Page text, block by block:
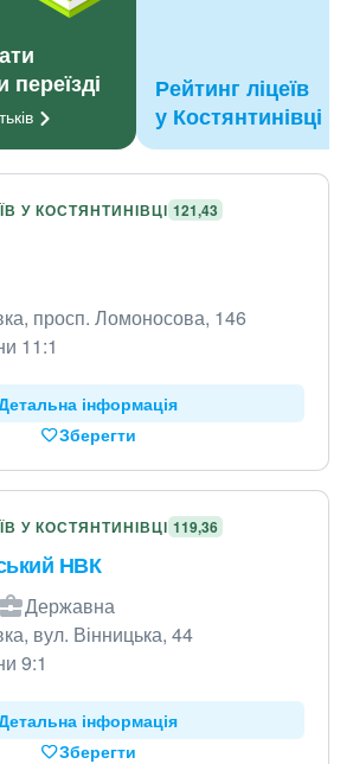
Рейтинг ліцеїв
у Костянтинівці
У КОСТЯНТИНІВЦІ 121,43
просп. Ломоносова, 146
11:1
інформація
Зберегти
У КОСТЯНТИНІВЦІ 119,36
НВК
Державна
вул. Вінницька, 44
9:1
інформація
Зберегти